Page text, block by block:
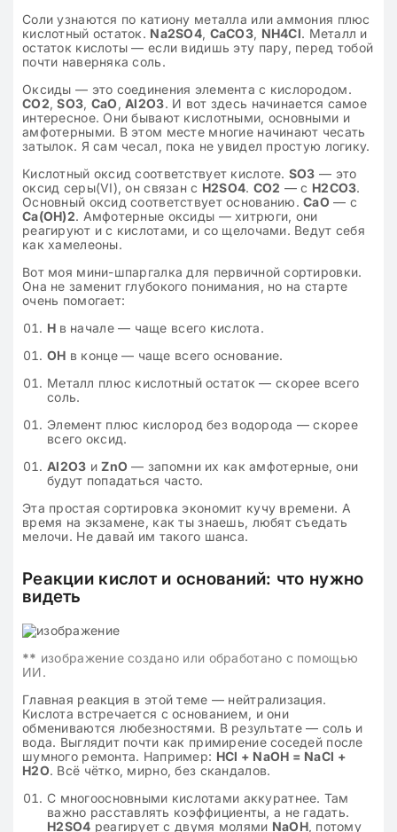
Соли узнаются по катиону металла или аммония плюс
кислотный остаток. Na2SO4, CaCO3, NH4Cl. Металл и
остаток кислоты — если видишь эту пару, перед тобой
почти наверняка соль.
Оксиды — это соединения элемента с кислородом.
CO2,SO3, CaO ,Al2O3. И вот здесь начинается самое
интересное. Они бывают кислотными, основными и
амфотерными. В этом месте многие начинают чесать
затылок. Я сам чесал, пока не увидел простую логику.
Кислотный оксид соответствует кислоте. SO3 — это
оксид серы(VI), он связан с H2SO4. CO2 — с H2CO3.
Основный оксид соответствует основанию.CaO — с
Ca(OH)2. Амфотерные оксиды — хитрюги, они
реагируют и с кислотами, и со щелочами. Ведут себя
как хамелеоны.
Вот моя мини-шпаргалка для первичной сортировки.
Она не заменит глубокого понимания, но на старте
очень помогает:
H в начале — чаще всего кислота.
OH в конце — чаще всего основание.
Металл плюс кислотный остаток — скорее всего
соль.
Элемент плюс кислород без водорода — скорее
всего оксид.
Al2O3 иZnO — запомни их как амфотерные, они
будут попадаться часто.
Эта простая сортировка экономит кучу времени. А
время на экзамене, как ты знаешь, любят съедать
мелочи. Не давай им такого шанса.
Реакции кислот и оснований: что нужно
видеть
** изображение создано или обработано с помощью
ИИ.
Главная реакция в этой теме — нейтрализация.
Кислота встречается с основанием, и они
обмениваются любезностями. В результате — соль и
вода. Выглядит почти как примирение соседей после
шумного ремонта. Например: HCl + NaOH = NaCl +
H2O. Всё чётко, мирно, без скандалов.
С многоосновными кислотами аккуратнее. Там
важно расставлять коэффициенты, а не гадать.
H2SO4 реагирует с двумя молями NaOH, потому